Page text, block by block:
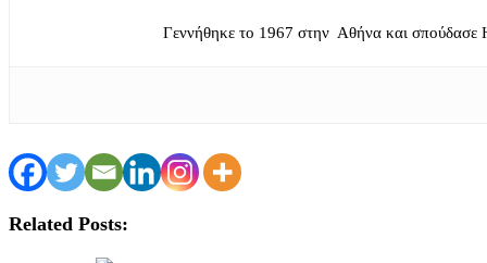
Γεννήθηκε το 1967 στην Αθήνα και σπούδασε
Related Posts: